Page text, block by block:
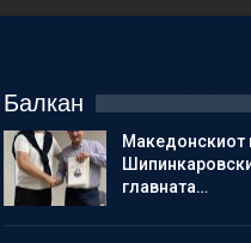
Балкан
Македонскиот
главната…